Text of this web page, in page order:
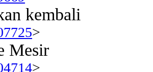
kembali
>
Mesir
>